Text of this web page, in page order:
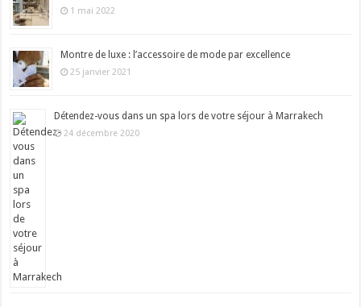
1 mai 2022
Montre de luxe : l’accessoire de mode par excellence
25 janvier 2021
Détendez-vous dans un spa lors de votre séjour à Marrakech
24 décembre 2020